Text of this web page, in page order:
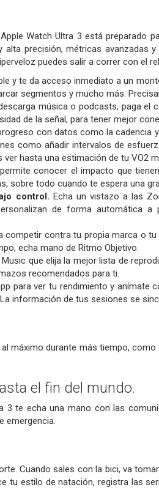
Watch Ultra 3 está preparado
precisión, métricas avanzadas
puedes salir a correr con el
y te da acceso inmediato a un
segmentos y mucho más.
música o podcasts, paga el
de la señal, para tener mejor
con datos como la cadencia
como añadir intervalos de
hasta una estimación de tu VO2
conocer el impacto que
sobre todo cuando te espera una
control. Echa un vistazo a las
de forma automática
competir contra tu propia marca o
echa mano de Ritmo Objetivo.
Music que elija la mejor lista de
recomendados para ti.
para ver tu rendimiento y anímate
información de tus sesiones se
máximo durante más tiempo,
el fin del mundo.
te echa una mano con las
emergencia.
Cuando sales con la bici, va
tu estilo de natación, registra las